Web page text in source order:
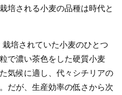
培される小麦の品種は時代と
栽培されていた小麦のひとつ
で濃い茶色をした硬質小麦
気候に適し、代々シチリアの
だが、生産効率の低さから次